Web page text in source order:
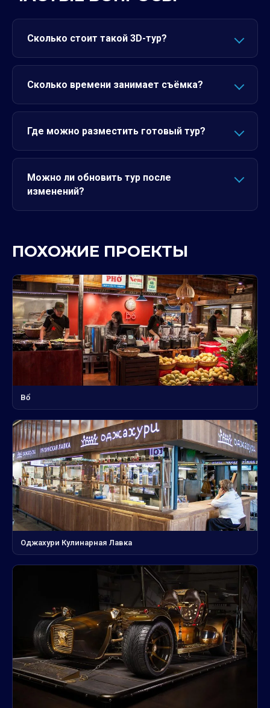
Сколько стоит такой 3D-тур?
Сколько времени занимает съёмка?
Где можно разместить готовый тур?
Можно ли обновить тур после
изменений?
ПОХОЖИЕ ПРОЕКТЫ
Bổ
Оджахури Кулинарная Лавка